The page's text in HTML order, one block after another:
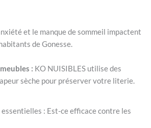
et le manque de sommeil impactent
de Gonesse.
: KO NUISIBLES utilise des
sèche pour préserver votre literie.
: Est-ce efficace contre les